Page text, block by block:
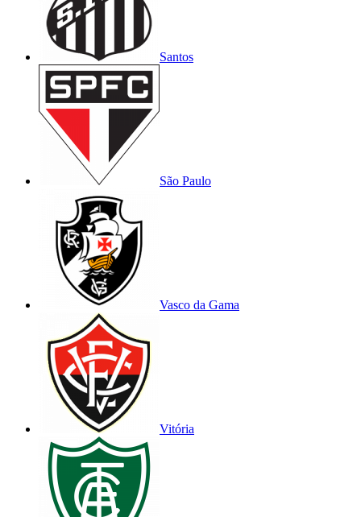
Santos
São Paulo
Vasco da Gama
Vitória